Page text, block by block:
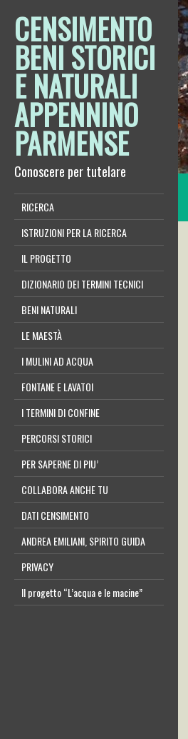
CENSIMENTO
BENI STORICI
E NATURALI
APPENNINO
PARMENSE
Conoscere per tutelare
RICERCA
ISTRUZIONI PER LA RICERCA
IL PROGETTO
DIZIONARIO DEI TERMINI TECNICI
BENI NATURALI
LE MAESTÀ
I MULINI AD ACQUA
FONTANE E LAVATOI
I TERMINI DI CONFINE
PERCORSI STORICI
PER SAPERNE DI PIU’
COLLABORA ANCHE TU
DATI CENSIMENTO
ANDREA EMILIANI, SPIRITO GUIDA
PRIVACY
Il progetto “L’acqua e le macine”